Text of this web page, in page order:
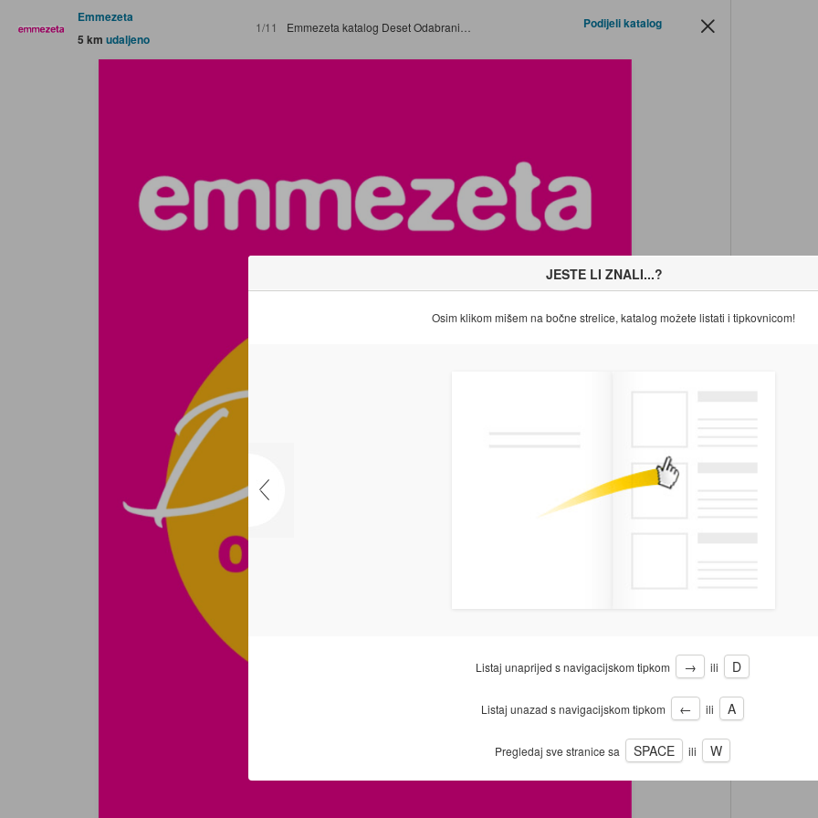
JESTE LI ZNALI...?
Osim klikom mišem na bočne strelice, katalog možete listati i tipkovnicom!
Listaj unaprijed s navigacijskom tipkom → ili D
Listaj unazad s navigacijskom tipkom ← ili A
Pregledaj sve stranice sa SPACE ili W
Emmezeta
5 km udaljeno
1/11 Emmezeta katalog Deset Odabranih 10.07.-20.07.2025. Podijeli katalog